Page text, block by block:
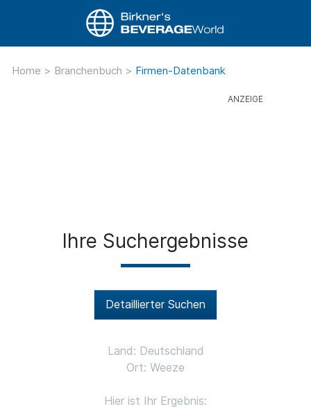
Home > Branchenbuch > Firmen-Datenbank
Ihre Suchergebnisse
Detaillierter Suchen
Land: Deutschland
Ort: Weeze
Hier ist Ihr Ergebnis: